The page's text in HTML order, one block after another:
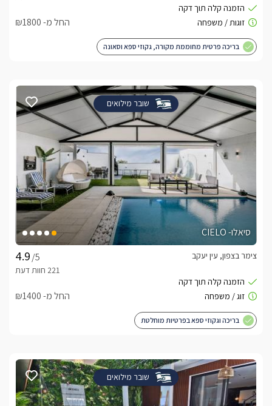
החל מ- ₪1800
בריכה פרטית מחוממת מקורה, גקוזי ספא וסאונה
שובר מילואים
סיאלו- CIELO
/5
צימר בצפון, עין יעקב
החל מ- ₪1400
בריכה וגקוזי ספא בפרטיות מוחלטת
שובר מילואים